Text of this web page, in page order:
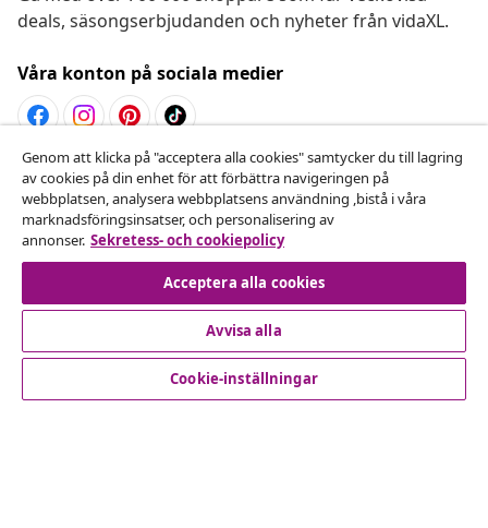
deals, säsongserbjudanden och nyheter från vidaXL.
Våra konton på sociala medier
Avbryta avtalet
Skicka in en begäran om uttag för din beställning.
Avbryta avtalet
Kundservice
Genom att klicka på "acceptera alla cookies" samtycker du till lagring
av cookies på din enhet för att förbättra navigeringen på
webbplatsen, analysera webbplatsens användning ,bistå i våra
marknadsföringsinsatser, och personalisering av
annonser. Sekretess- och cookiepolicy
Acceptera alla cookies
Avvisa alla
Cookie-inställningar